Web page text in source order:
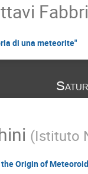
di una meteorite"
(Istituto
Origin of